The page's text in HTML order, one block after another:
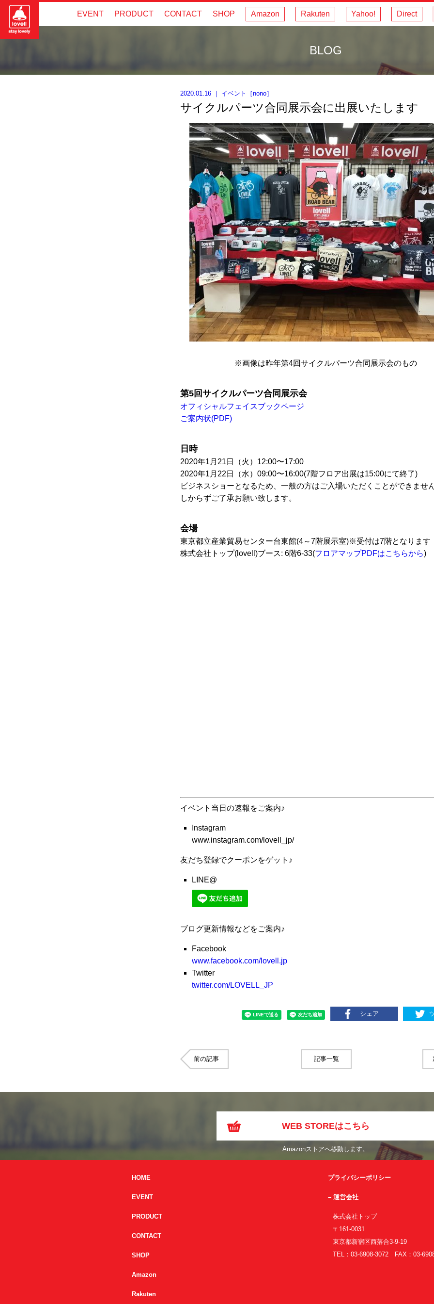
EVENT PRODUCT CONTACT SHOP Amazon Rakuten Yahoo! Direct
BLOG
2020.01.16 ｜ イベント ［nono］
サイクルパーツ合同展示会に出展いたします
※画像は昨年第4回サイクルパーツ合同展示会のもの
第5回サイクルパーツ合同展示会
オフィシャルフェイスブックページ
ご案内状(PDF)
日時
2020年1月21日（火）12:00〜17:00
2020年1月22日（水）09:00〜16:00(7階フロア出展は15:00にて終了)
ビジネスショーとなるため、一般の方はご入場いただくことができませ
しからずご了承お願い致します。
会場
東京都立産業貿易センター台東館(4～7階展示室)※受付は7階となります
株式会社トップ(lovell)ブース: 6階6-33(フロアマップPDFはこちらから)
イベント当日の速報をご案内♪
Instagram
www.instagram.com/lovell_jp/
友だち登録でクーポンをゲット♪
LINE@
ブログ更新情報などをご案内♪
Facebook
www.facebook.com/lovell.jp
Twitter
twitter.com/LOVELL_JP
シェア
前の記事 記事一覧
WEB STOREはこちら
Amazonストアへ移動します。
HOME
EVENT
PRODUCT
CONTACT
SHOP
Amazon
Rakuten
プライバシーポリシー
– 運営会社
株式会社トップ
〒161-0031
東京都新宿区西落合3-9-19
TEL：03-6908-3072 FAX：03-